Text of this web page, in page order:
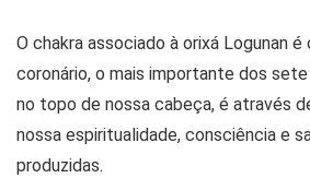
O chakra associado à orixá Logunan é
coronário, o mais importante dos
no topo de nossa cabeça, é através
nossa espiritualidade, consciência e
produzidas.